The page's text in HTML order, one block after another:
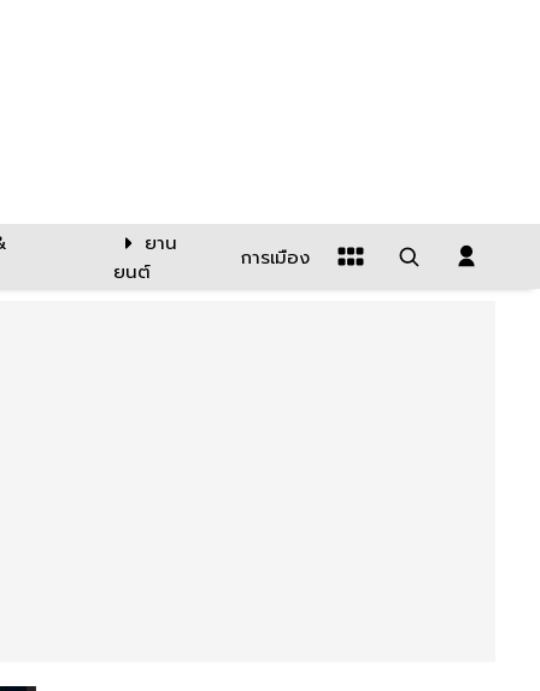
ยาน
ยนต์
การเมือง